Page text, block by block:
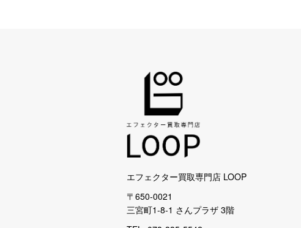
エフェクター買取専門店 LOOP
〒650-0021
三宮町1-8-1 さんプラザ 3階